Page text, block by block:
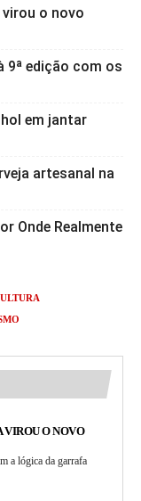
virou o novo
9ª edição com os
em jantar
artesanal na
Onde Realmente
VIROU O NOVO
a lógica da garrafa